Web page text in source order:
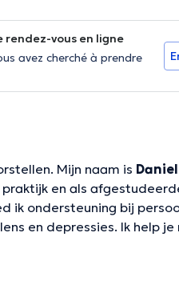
rendez-vous en ligne
avez cherché à prendre
Mijn naam is
en als
ik ondersteuning bij
en depressies. Ik help